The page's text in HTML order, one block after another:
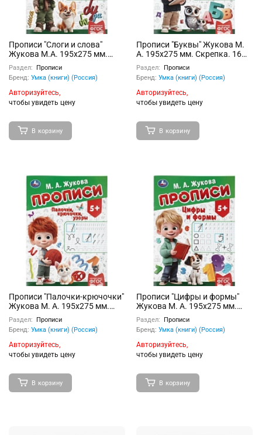
Прописи "Слоги и слова"
Жукова М.А. 195х275 мм.
Скрепка. 16 стр
Раздел:
Прописи
Бренд: Умка (книги) (Россия)
Авторизуйтесь,
чтобы увидеть цену
В корзину
Прописи "Буквы" Жукова М.
А. 195х275 мм. Скрепка. 16
стр
Раздел:
Прописи
Бренд: Умка (книги) (Россия)
Авторизуйтесь,
чтобы увидеть цену
В корзину
Прописи "Палочки-крючочки"
Жукова М. А. 195х275 мм.
Скрепка. 16 стр
Раздел:
Прописи
Бренд: Умка (книги) (Россия)
Авторизуйтесь,
чтобы увидеть цену
В корзину
Прописи "Цифры и формы"
Жукова М. А. 195х275 мм.
Скрепка. 16 стр.
Раздел:
Прописи
Бренд: Умка (книги) (Россия)
Авторизуйтесь,
чтобы увидеть цену
В корзину